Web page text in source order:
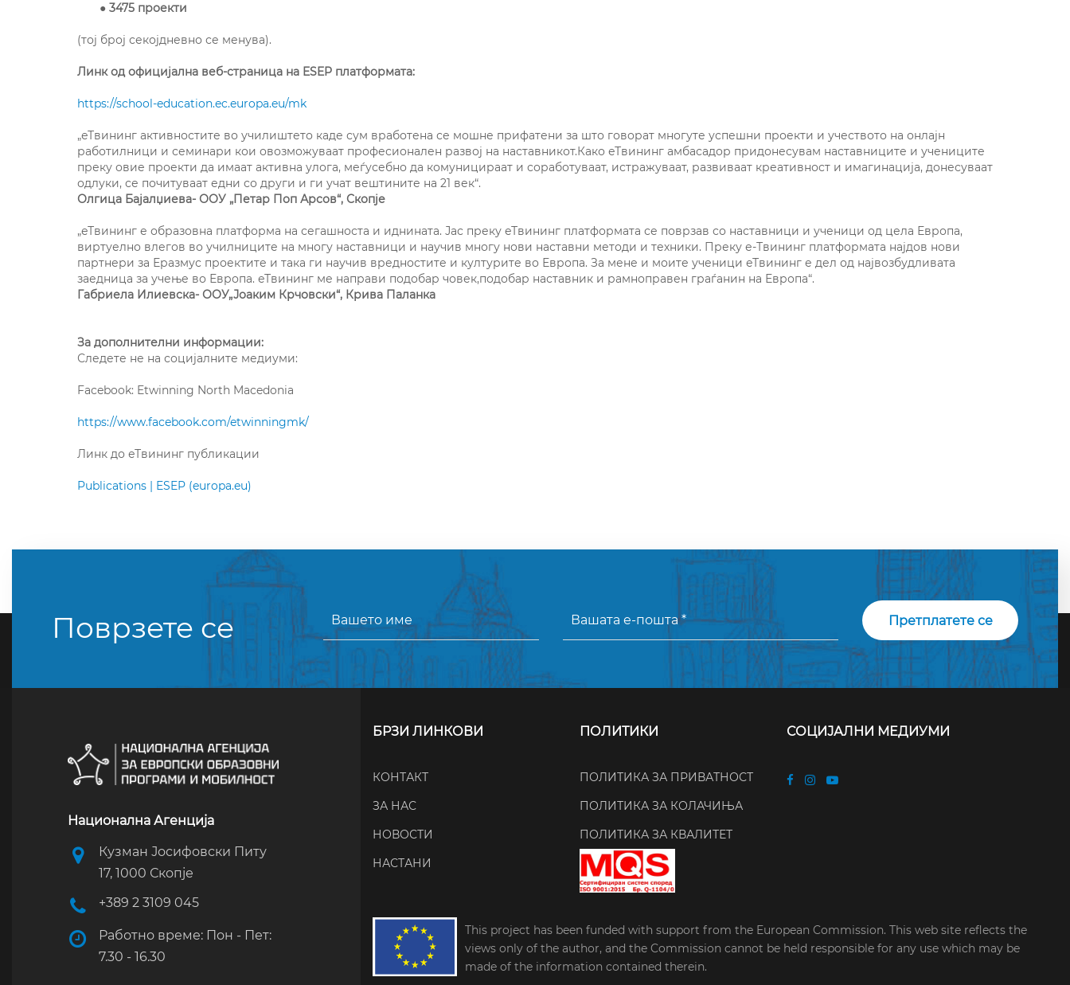
● 3475 проекти
(тој број секојдневно се менува).
Линк од официјална веб-страница на ESEP платформата:
https://school-education.ec.europa.eu/mk
„еТвининг активностите во училиштето каде сум вработена се мошне прифатени за што говорат многуте успешни проекти и учеството на онлајн
работилници и семинари кои овозможуваат професионален развој на наставникот.Како еТвининг амбасадор придонесувам наставниците и учениците
преку овие проекти да имаат активна улога, меѓусебно да комуницираат и соработуваат, истражуваат, развиваат креативност и имагинација, донесуваат
одлуки, се почитуваат едни со други и ги учат вештините на 21 век“.
Олгица Бајалџиева- ООУ „Петар Поп Арсов“, Скопје
„еТвининг е образовна платформа на сегашноста и иднината. Јас преку еТвининг платформата се поврзав со наставници и ученици од цела Европа,
виртуелно влегов во училниците на многу наставници и научив многу нови наставни методи и техники. Преку е-Твининг платформата најдов нови
партнери за Еразмус проектите и така ги научив вредностите и културите во Европа. За мене и моите ученици еТвининг е дел од највозбудливата
заедница за учење во Европа. еТвининг ме направи подобар човек,подобар наставник и рамноправен граѓанин на Европа“.
Габриела Илиевска- ООУ„Јоаким Крчовски“, Крива Паланка
За дополнителни информации:
Следете не на социјалните медиуми:
Facebook: Etwinning North Macedonia
https://www.facebook.com/etwinningmk/
Линк до еТвининг публикации
Publications | ESEP (europa.eu)
Поврзете се
Национална Агенција
Кузман Јосифовски Питу
17, 1000 Скопје
+389 2 3109 045
Работно време: Пон - Пет:
7.30 - 16.30
БРЗИ ЛИНКОВИ
КОНТАКТ
ЗА НАС
НОВОСТИ
НАСТАНИ
ПОЛИТИКИ
ПОЛИТИКА ЗА ПРИВАТНОСТ
ПОЛИТИКА ЗА КОЛАЧИЊА
ПОЛИТИКА ЗА КВАЛИТЕТ
СОЦИЈАЛНИ МЕДИУМИ
This project has been funded with support from the European Commission. This web site reflects the
views only of the author, and the Commission cannot be held responsible for any use which may be
made of the information contained therein.